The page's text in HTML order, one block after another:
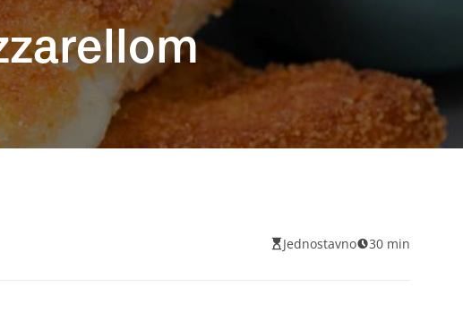
Jednostavno 30 min